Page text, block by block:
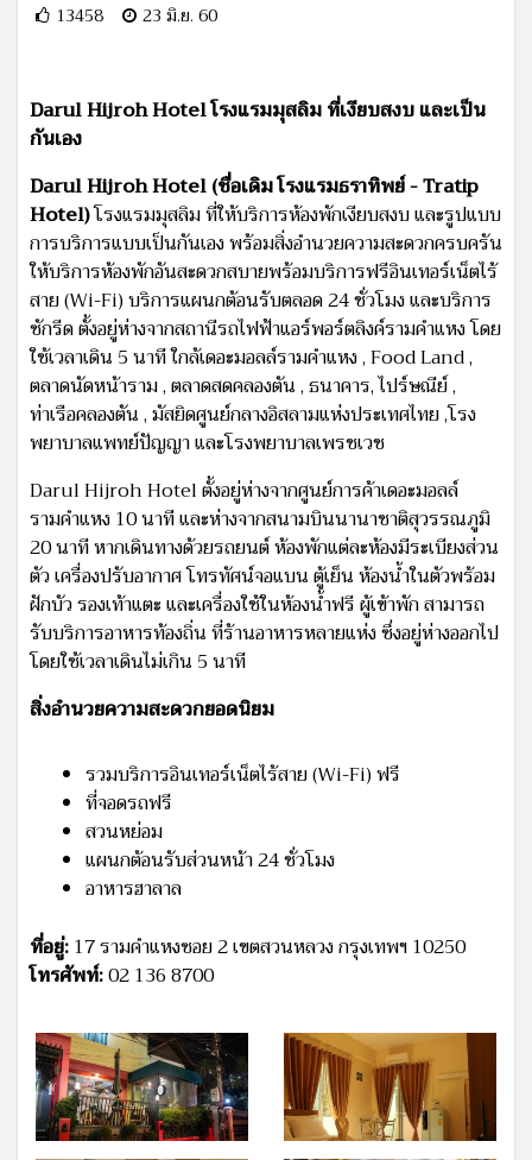
13458 23 มิ.ย. 60
Darul Hijroh Hotel โรงแรมมุสลิม ที่เงียบสงบ และเป็น
กันเอง
Darul Hijroh Hotel (ชื่อเดิม โรงแรมธราทิพย์ - Tratip
Hotel)โรงแรมมุสลิม ที่ให้บริการห้องพักเงียบสงบ และรูปแบบ
การบริการแบบเป็นกันเอง พร้อมสิ่งอำนวยความสะดวกครบครัน
ให้บริการห้องพักอันสะดวกสบายพร้อมบริการฟรีอินเทอร์เน็ตไร้
สาย (Wi-Fi) บริการแผนกต้อนรับตลอด 24 ชั่วโมง และบริการ
ซักรีด ตั้งอยู่ห่างจากสถานีรถไฟฟ้าแอร์พอร์ตลิงค์รามคำแหง โดย
ใช้เวลาเดิน 5 นาที ใกล้เดอะมอลล์รามคำแหง , Food Land ,
ตลาดนัดหน้าราม , ตลาดสดคลองตัน , ธนาคาร, ไปร์ษณีย์ ,
ท่าเรือคลองตัน , มัสยิดศูนย์กลางอิสลามแห่งประเทศไทย ,โรง
พยาบาลแพทย์ปัญญา และโรงพยาบาลเพรชเวช
Darul Hijroh Hotel ตั้งอยู่ห่างจากศูนย์การค้าเดอะมอลล์
รามคำแหง 10 นาที และห่างจากสนามบินนานาชาติสุวรรณภูมิ
20 นาที หากเดินทางด้วยรถยนต์ ห้องพักแต่ละห้องมีระเบียงส่วน
ตัว เครื่องปรับอากาศ โทรทัศน์จอแบน ตู้เย็น ห้องน้ำในตัวพร้อม
ฝักบัว รองเท้าแตะ และเครื่องใช้ในห้องน้ำฟรี ผู้เข้าพัก สามารถ
รับบริการอาหารท้องถิ่น ที่ร้านอาหารหลายแห่ง ซึ่งอยู่ห่างออกไป
โดยใช้เวลาเดินไม่เกิน 5 นาที
สิ่งอำนวยความสะดวกยอดนิยม
รวมบริการอินเทอร์เน็ตไร้สาย (Wi-Fi) ฟรี
ที่จอดรถฟรี
สวนหย่อม
แผนกต้อนรับส่วนหน้า 24 ชั่วโมง
อาหารฮาลาล
ที่อยู่:17 รามคำแหงซอย 2 เขตสวนหลวง กรุงเทพฯ 10250
โทรศัพท์:02 136 8700